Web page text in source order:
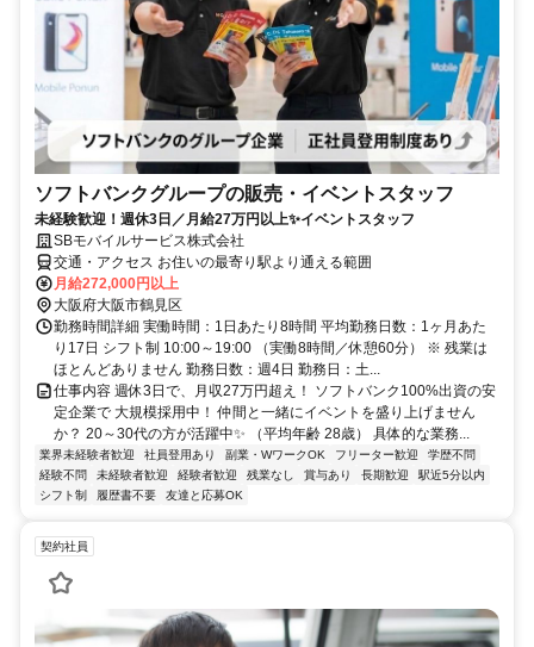
ソフトバンクグループの販売・イベントスタッフ
未経験歓迎！週休3日／月給27万円以上✨イベントスタッフ
SBモバイルサービス株式会社
交通・アクセス お住いの最寄り駅より通える範囲
月給272,000円以上
大阪府大阪市鶴見区
勤務時間詳細 実働時間：1日あたり8時間 平均勤務日数：1ヶ月あた
り17日 シフト制 10:00～19:00 （実働8時間／休憩60分） ※ 残業は
ほとんどありません 勤務日数：週4日 勤務日：土...
仕事内容 週休3日で、月収27万円超え！ ソフトバンク100%出資の安
定企業で 大規模採用中！ 仲間と一緒にイベントを盛り上げません
か？ 20～30代の方が活躍中✨ （平均年齢 28歳） 具体的な業務...
業界未経験者歓迎 社員登用あり 副業・WワークOK フリーター歓迎
学歴不問
経験不問
未経験者歓迎 経験者歓迎 残業なし 賞与あり 長期歓迎
駅近5分以内
シフト制
履歴書不要 友達と応募OK
契約社員